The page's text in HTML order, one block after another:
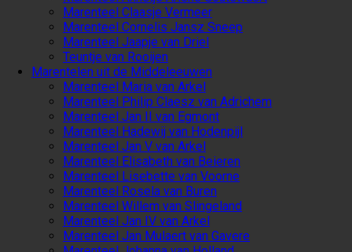
Marenteel Claasje Vermeer
Marenteel Cornelis Jansz Sneep
Marenteel Jaapje van Driel
Teuntje van Rooijen
Marentelen uit de Middeleeuwen
Marenteel Maria van Arkel
Marenteel Philip Claesz van Adrichem
Marenteel Jan II van Egmont
Marenteel Hadewij van Hodenpijl
Marenteel Jan V van Arkel
Marenteel Elisabeth van Beieren
Marenteel Lisebette van Voorne
Marenteel Rosela van Buren
Marenteel Willem van Slingeland
Marenteel Jan IV van Arkel
Marenteel Jan Mulaert van Gavere